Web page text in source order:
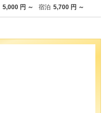
5,000 円 ～ 宿泊 5,700 円 ～